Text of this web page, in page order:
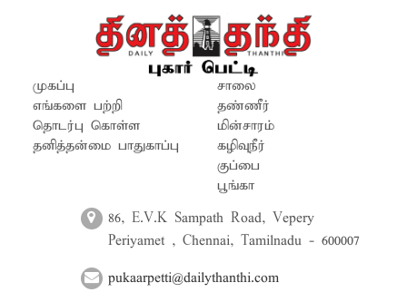
முகப்பு
எங்களை பற்றி
தொடர்பு கொள்ள
தனித்தன்மை பாதுகாப்பு
சாலை
தண்ணீர்
மின்சாரம்
கழிவுநீர்
குப்பை
பூங்கா
86, E.V.K Sampath Road, Vepery
Periyamet , Chennai, Tamilnadu - 600007
pukaarpetti@dailythanthi.com